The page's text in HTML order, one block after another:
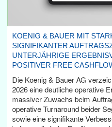
KOENIG & BAUER MIT
SIGNIFIKANTER
UNTERJÄHRIGE
POSITIVER FREE
Die Koenig & Bauer AG
2026 eine deutliche operative
massiver Zuwachs beim
operative Turnaround beider
sowie eine signifikante